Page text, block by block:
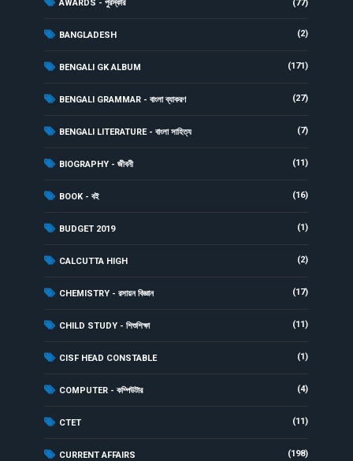
AWARDS - পুরস্কার (77)
BANGLADESH (2)
BENGALI GK ALBUM (171)
BENGALI GRAMMAR - বাংলা ব্যাকরণ (27)
BENGALI LITERATURE - বাংলা সাহিত্য (7)
BIOGRAPHY - জীবনী (11)
BOOK - বই (16)
BUDGET 2019 (1)
CALCUTTA HIGH (2)
CHEMISTRY - রসায়ন বিজ্ঞান (17)
CHILD STUDY - শিশুশিক্ষা (11)
CISF HEAD CONSTABLE (1)
COMPUTER - কম্পিউটার (4)
CTET (11)
CURRENT AFFAIRS (198)